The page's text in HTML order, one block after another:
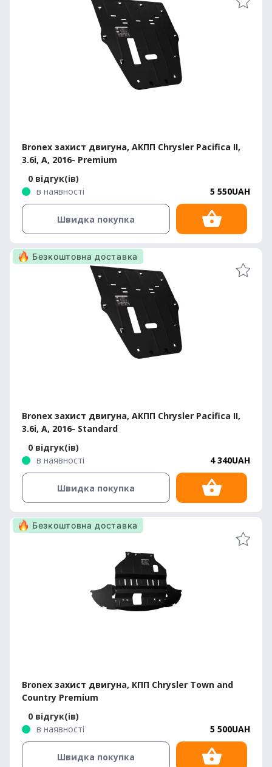
Bronex захист двигуна, АКПП Chrysler Pacifica II,
3.6i, A, 2016- Premium
0 відгук(ів)
в наявності
5 550UAH
Швидка покупка
Bronex захист двигуна, АКПП Chrysler Pacifica II,
3.6i, A, 2016- Standard
0 відгук(ів)
в наявності
4 340UAH
Безкоштовна доставка
Швидка покупка
Bronex захист двигуна, КПП Chrysler Town and
Country Premium
0 відгук(ів)
в наявності
5 500UAH
Безкоштовна доставка
Швидка покупка